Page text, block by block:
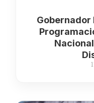
Gobernador